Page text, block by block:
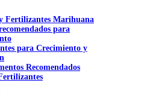
Fertilizantes Marihuana
para
para Crecimiento y
Recomendados